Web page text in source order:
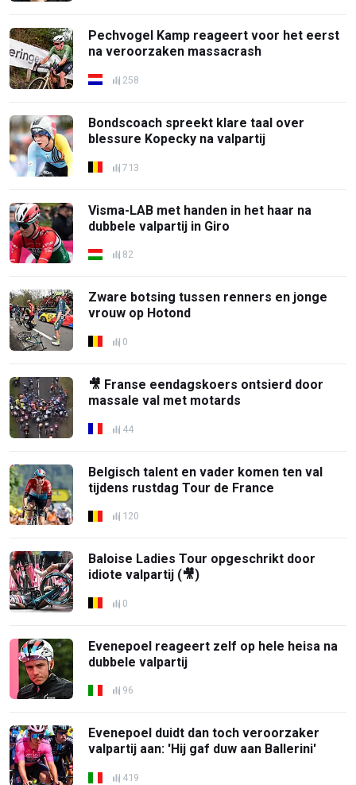
Pechvogel Kamp reageert voor het eerst
na veroorzaken massacrash
258
Bondscoach spreekt klare taal over
blessure Kopecky na valpartij
713
Visma-LAB met handen in het haar na
dubbele valpartij in Giro
82
Zware botsing tussen renners en jonge
vrouw op Hotond
0
🎥 Franse eendagskoers ontsierd door
massale val met motards
44
Belgisch talent en vader komen ten val
tijdens rustdag Tour de France
120
Baloise Ladies Tour opgeschrikt door
idiote valpartij (🎥)
0
Evenepoel reageert zelf op hele heisa na
dubbele valpartij
96
Evenepoel duidt dan toch veroorzaker
valpartij aan: 'Hij gaf duw aan Ballerini'
419